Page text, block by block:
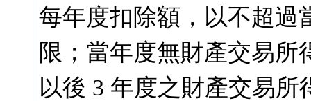
每年度扣除額，以不超過
限；當年度無財產交易
以後 3 年度之財產交易